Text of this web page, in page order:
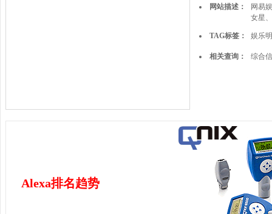
网站描述：
网易
女星
TAG标签： 娱乐
相关查询： 综合
Alexa排名趋势